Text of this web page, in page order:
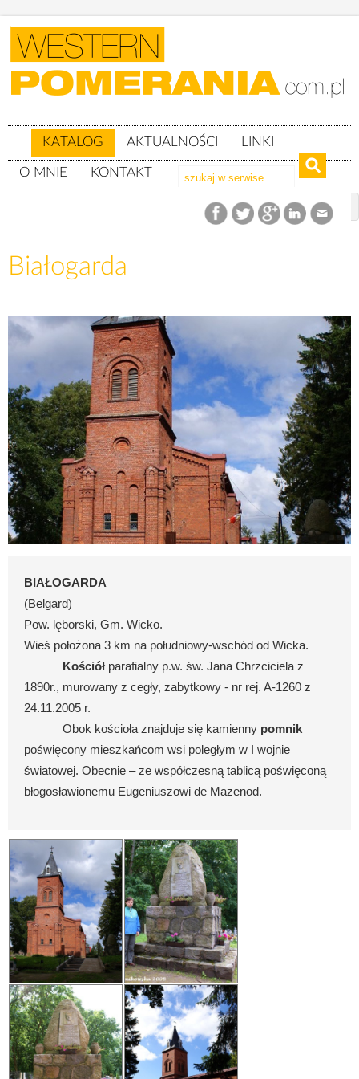
KATALOG AKTUALNOŚCI LINKI
O MNIE KONTAKT
woj. pomorskie
Białogarda
BIAŁOGARDA
(Belgard)
Pow. lęborski, Gm. Wicko.
Wieś położona 3 km na południowy-wschód od Wicka.
Kościół parafialny p.w. św. Jana Chrzciciela z
1890r., murowany z cegły, zabytkowy - nr rej. A-1260 z
24.11.2005 r.
Obok kościoła znajduje się kamienny pomnik
poświęcony mieszkańcom wsi poległym w I wojnie
światowej. Obecnie – ze współczesną tablicą poświęconą
błogosławionemu Eugeniuszowi de Mazenod.